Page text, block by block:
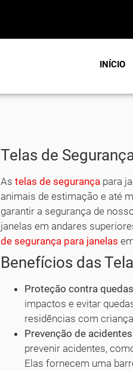
INÍCIO
Telas de
Astelas de segurança para
animais de estimação e até
garantir a segurança de
janelas em andares
de segurança para janelas
Benefícios das
Proteção contra
impactos e evitar
residências com
Prevenção de
prevenir acidentes,
Elas fornecem uma